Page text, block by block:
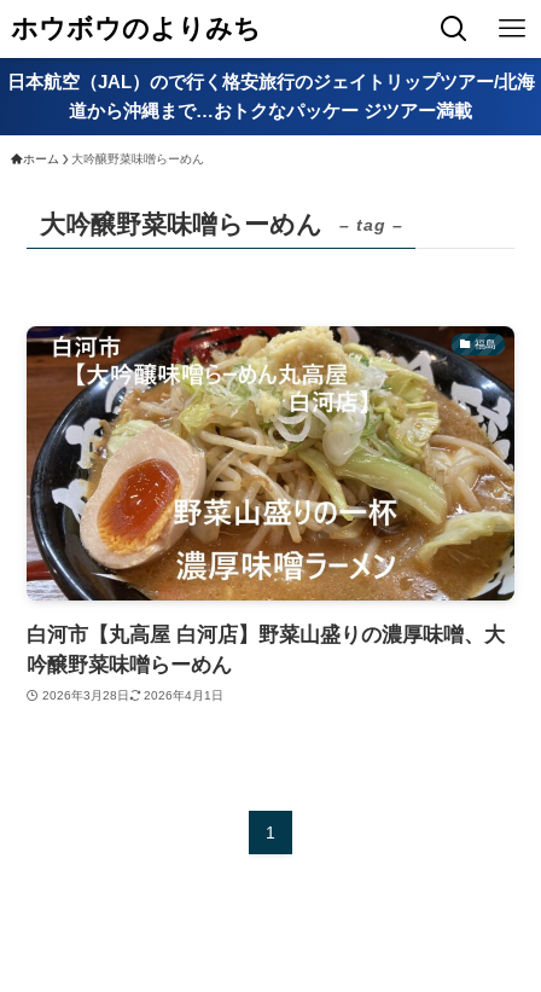
ホウボウのよりみち
日本航空（JAL）ので行く格安旅行のジェイトリップツアー/北海
道から沖縄まで…おトクなパッケー ジツアー満載
ホーム 大吟醸野菜味噌らーめん
大吟醸野菜味噌らーめん – tag –
福島
白河市【丸高屋 白河店】野菜山盛りの濃厚味噌、大
吟醸野菜味噌らーめん
2026年3月28日 2026年4月1日
1